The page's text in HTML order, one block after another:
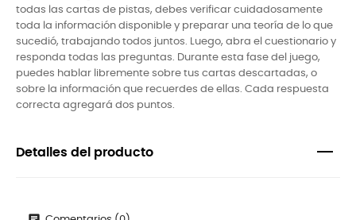
todas las cartas de pistas, debes verificar cuidadosamente
toda la información disponible y preparar una teoría de lo que
sucedió, trabajando todos juntos. Luego, abra el cuestionario y
responda todas las preguntas. Durante esta fase del juego,
puedes hablar libremente sobre tus cartas descartadas, o
sobre la información que recuerdes de ellas. Cada respuesta
correcta agregará dos puntos.
Detalles del producto